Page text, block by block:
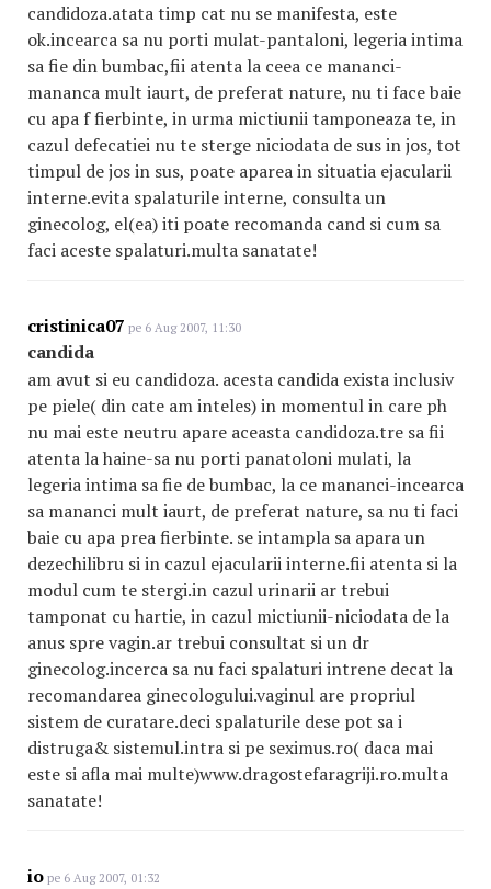
candidoza.atata timp cat nu se manifesta, este
ok.incearca sa nu porti mulat-pantaloni, legeria intima
sa fie din bumbac,fii atenta la ceea ce mananci-
mananca mult iaurt, de preferat nature, nu ti face baie
cu apa f fierbinte, in urma mictiunii tamponeaza te, in
cazul defecatiei nu te sterge niciodata de sus in jos, tot
timpul de jos in sus, poate aparea in situatia ejacularii
interne.evita spalaturile interne, consulta un
ginecolog, el(ea) iti poate recomanda cand si cum sa
faci aceste spalaturi.multa sanatate!
cristinica07 pe 6 Aug 2007, 11:30
candida
am avut si eu candidoza. acesta candida exista inclusiv
pe piele( din cate am inteles) in momentul in care ph
nu mai este neutru apare aceasta candidoza.tre sa fii
atenta la haine-sa nu porti panatoloni mulati, la
legeria intima sa fie de bumbac, la ce mananci-incearca
sa mananci mult iaurt, de preferat nature, sa nu ti faci
baie cu apa prea fierbinte. se intampla sa apara un
dezechilibru si in cazul ejacularii interne.fii atenta si la
modul cum te stergi.in cazul urinarii ar trebui
tamponat cu hartie, in cazul mictiunii-niciodata de la
anus spre vagin.ar trebui consultat si un dr
ginecolog.incerca sa nu faci spalaturi intrene decat la
recomandarea ginecologului.vaginul are propriul
sistem de curatare.deci spalaturile dese pot sa i
distruga& sistemul.intra si pe seximus.ro( daca mai
este si afla mai multe)www.dragostefaragriji.ro.multa
sanatate!
io pe 6 Aug 2007, 01:32